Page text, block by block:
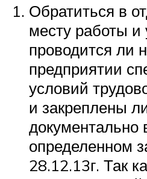
Обратиться в
месту работы и
проводится ли
предприятии
условий
и закреплены
документально
определенном
28.12.13г. Так